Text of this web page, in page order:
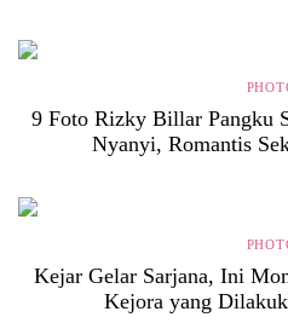
9 Foto Rizky Billar Pangku
Nyanyi, Romantis
Kejar Gelar Sarjana, Ini
Kejora yang